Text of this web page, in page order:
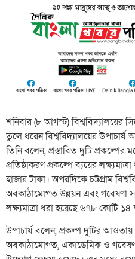
শনিবার (৮ আগস্ট) বিশ্ববিদ্যালয়ের
তুলে ধরেন বিশ্ববিদ্যালয়ের
তিনি বলেন, প্রস্তাবিত দুটি প্রকল্পের
প্রতিষ্ঠাকরণ প্রকল্পে ব্যয়ের
হাজার টাকা। অপরদিকে চট্টগ্রাম
অবকাঠামোগত উন্নয়ন এবং গবেষণা
লক্ষ্যমাত্রা ধরা হয়েছে ৬৭৮ কোটি
উপাচার্য বলেন, প্রকল্প দুটির আওতায়
অবকাঠামোগত, একাডেমিক ও